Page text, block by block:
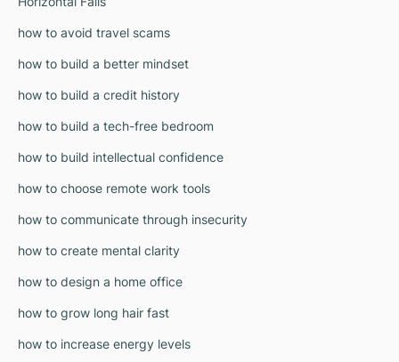
how to avoid travel scams
how to build a better mindset
how to build a credit history
how to build a tech-free bedroom
how to build intellectual confidence
how to choose remote work tools
how to communicate through insecurity
how to create mental clarity
how to design a home office
how to grow long hair fast
how to increase energy levels